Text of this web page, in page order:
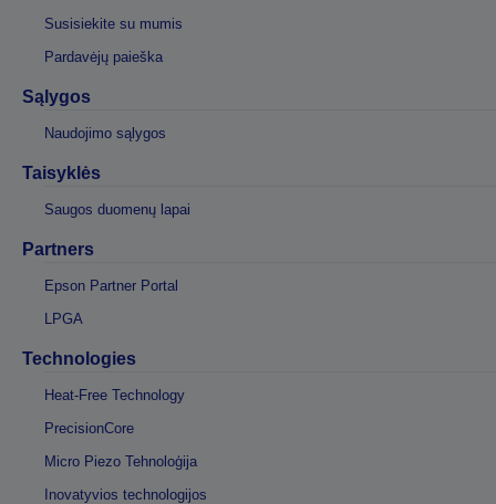
Susisiekite su mumis
Pardavėjų paieška
Sąlygos
Naudojimo sąlygos
Taisyklės
Saugos duomenų lapai
Partners
Epson Partner Portal
LPGA
Technologies
Heat-Free Technology
PrecisionCore
Micro Piezo Tehnoloģija
Inovatyvios technologijos